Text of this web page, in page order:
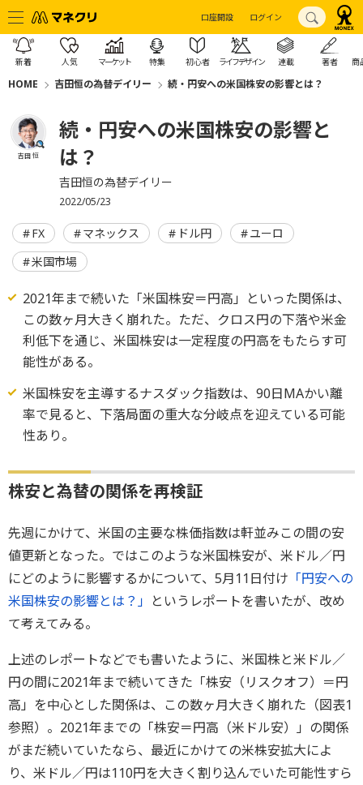
口座開設 ログイン
新着 人気 マーケット 特集 初心者 ライフデザイン 連載 著者 商
HOME 吉田恒の為替デイリー 続・円安への米国株安の影響とは？
吉田 恒
続・円安への米国株安の影響と
は？
吉田恒の為替デイリー
2022/05/23
FX マネックス ドル円
ユーロ
米国市場
2021年まで続いた「米国株安＝円高」といった関係は、
この数ヶ月大きく崩れた。ただ、クロス円の下落や米金
利低下を通じ、米国株安は一定程度の円高をもたらす可
能性がある。
米国株安を主導するナスダック指数は、90日MAかい離
率で見ると、下落局面の重大な分岐点を迎えている可能
性あり。
株安と為替の関係を再検証
先週にかけて、米国の主要な株価指数は軒並みこの間の安
値更新となった。ではこのような米国株安が、米ドル／円
にどのように影響するかについて、5月11日付け 「円安への
米国株安の影響とは？」 というレポートを書いたが、改め
て考えてみる。
上述のレポートなどでも書いたように、米国株と米ドル／
円の間に2021年まで続いてきた「株安（リスクオフ）＝円
高」を中心とした関係は、この数ヶ月大きく崩れた（図表1
参照）。2021年までの「株安＝円高（米ドル安）」の関係
がまだ続いていたなら、最近にかけての米株安拡大によ
り、米ドル／円は110円を大きく割り込んでいた可能性すら